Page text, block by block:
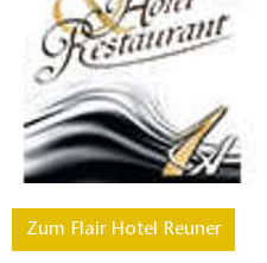
Zum Flair Hotel Reuner